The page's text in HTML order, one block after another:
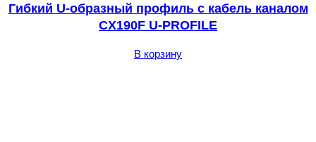
Гибкий U-образный профиль с кабель каналом
CX190F U-PROFILE
В корзину